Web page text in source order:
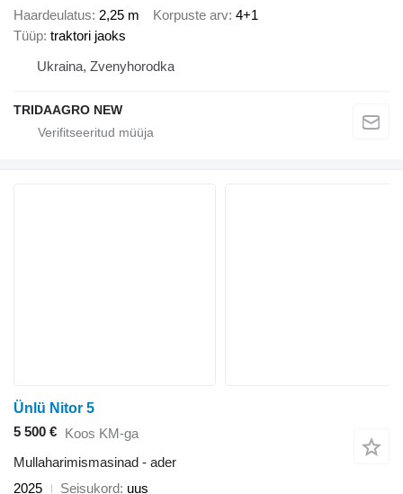
Haardeulatus 2,25 m Korpuste arv 4+1
Tüüp traktori jaoks
Ukraina, Zvenyhorodka
TRIDAAGRO NEW
Ünlü Nitor 5
5 500 € Koos KM-ga
Mullaharimismasinad - ader
2025
Seisukord uus